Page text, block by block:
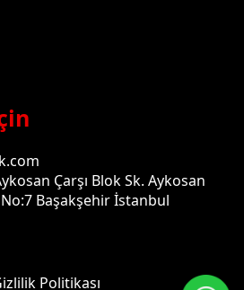
Çarşı Blok Sk. Aykosan
No:7 Başakşehir İstanbul
Politikası